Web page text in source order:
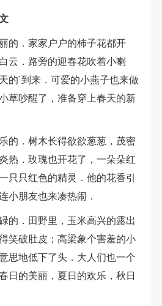
的．家家户户的柿子花都开
云．路旁的迎春花吹着小喇
的`到来．可爱的小燕子也来做
草吵醒了，准备穿上春天的新
的．树木长得欲欲葱葱，茂密
热．玫瑰也开花了，一朵朵红
只只红色的精灵．他的花香引
小朋友也来凑热闹．
的．田野里，玉米高兴的露出
笑破肚皮；高梁象个害羞的小
思地低下了头．大人们也一个
日的美丽，夏日的欢乐，秋日